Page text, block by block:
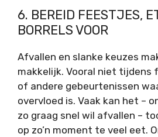
6. BEREID FEESTJES,
BORRELS VOOR
Afvallen en slanke keuzes
makkelijk. Vooral niet
of andere gebeurtenissen
overvloed is. Vaak kan het –
zo graag snel wil afvallen –
op zo’n moment te veel eet.